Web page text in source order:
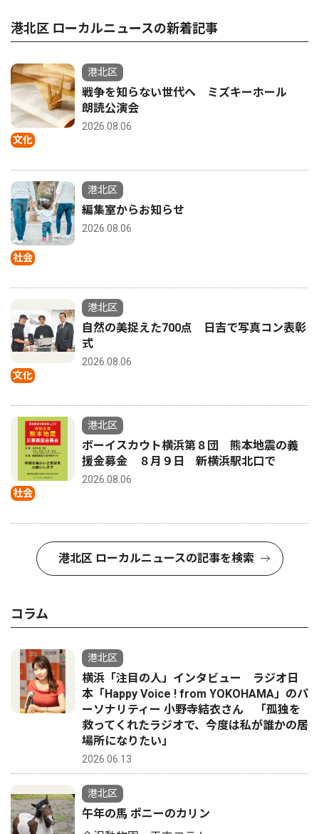
港北区 ローカルニュースの新着記事
文化
港北区
戦争を知らない世代へ ミズキーホール
朗読公演会
2026.08.06
社会
港北区
編集室からお知らせ
2026.08.06
文化
港北区
自然の美捉えた700点 日吉で写真コン表彰
式
2026.08.06
社会
港北区
ボーイスカウト横浜第８団 熊本地震の義
援金募金 ８月９日 新横浜駅北口で
2026.08.06
港北区 ローカルニュースの記事を検索
コラム
港北区
横浜「注目の人」インタビュー ラジオ日
本「Happy Voice ! from YOKOHAMA」のパ
ーソナリティー 小野寺結衣さん 「孤独を
救ってくれたラジオで、今度は私が誰かの居
場所になりたい」
2026.06.13
港北区
午年の馬 ポニーのカリン